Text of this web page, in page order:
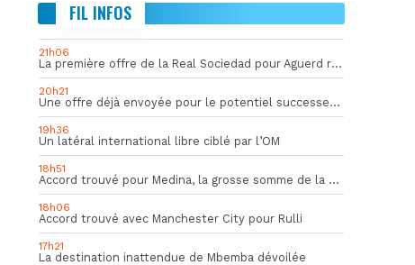
FIL INFOS
21h06
La première offre de la Real Sociedad pour Aguerd refusée par l’OM
20h21
Une offre déjà envoyée pour le potentiel successeur de Rulli
19h36
Un latéral international libre ciblé par l’OM
18h51
Accord trouvé pour Medina, la grosse somme de la vente dévoilée
18h06
Accord trouvé avec Manchester City pour Rulli
17h21
La destination inattendue de Mbemba dévoilée